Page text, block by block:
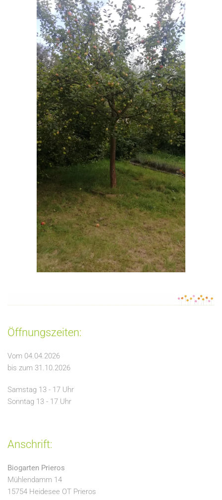
Öffnungszeiten:
Vom 04.04.2026
bis zum 31.10.2026
Samstag 13 - 17 Uhr
Sonntag 13 - 17 Uhr
Anschrift:
Biogarten Prieros
Mühlendamm 14
15754 Heidesee OT Prieros